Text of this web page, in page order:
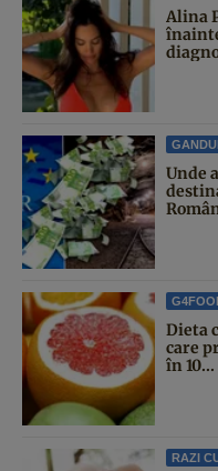
Alina
Unde
Dieta
care
în 10...
RAZI